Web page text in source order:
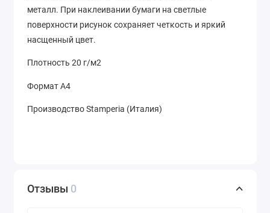
металл. При наклеивании бумаги на светлые
поверхности рисунок сохраняет четкость и яркий
насщенный цвет.
Плотность 20 г/м2
Формат А4
Производство Stamperia (Италия)
Отзывы 0